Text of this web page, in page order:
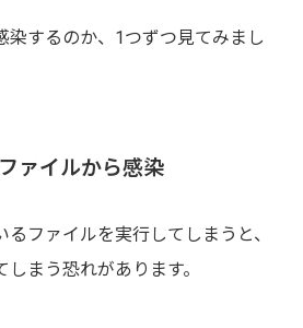
染するのか、1つずつ見てみまし
ァイルから感染
ファイルを実行してしまうと、
まう恐れがあります。